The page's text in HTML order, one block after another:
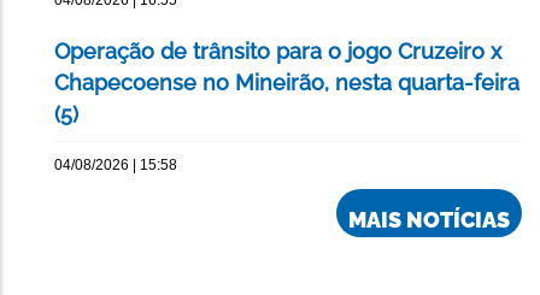
Operação de trânsito para o jogo Cruzeiro x
Chapecoense no Mineirão, nesta quarta-feira
(5)
04/08/2026 | 15:58
MAIS NOTÍCIAS